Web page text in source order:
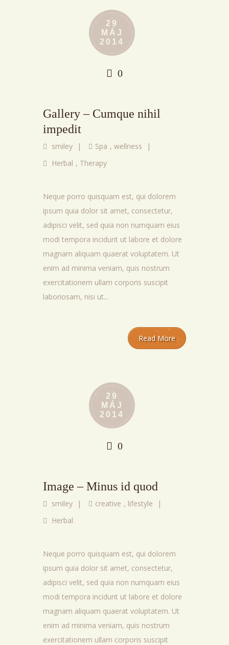
29
MÁJ
2014
0
Gallery – Cumque nihil
impedit
smiley | Spa , wellness
|
Herbal , Therapy
Neque porro quisquam est, qui dolorem
ipsum quia dolor sit amet, consectetur,
adipisci velit, sed quia non numquam eius
modi tempora incidunt ut labore et dolore
magnam aliquam quaerat voluptatem. Ut
enim ad minima veniam, quis nostrum
exercitationem ullam corporis suscipit
laboriosam, nisi ut...
Read More
29
MÁJ
2014
0
Image – Minus id quod
smiley | creative , lifestyle
|
Herbal
Neque porro quisquam est, qui dolorem
ipsum quia dolor sit amet, consectetur,
adipisci velit, sed quia non numquam eius
modi tempora incidunt ut labore et dolore
magnam aliquam quaerat voluptatem. Ut
enim ad minima veniam, quis nostrum
exercitationem ullam corporis suscipit